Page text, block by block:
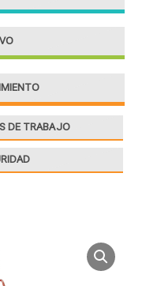
DE TRABAJO